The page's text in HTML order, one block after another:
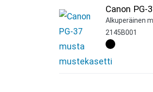
Canon
Alkuperäinen
2145B001